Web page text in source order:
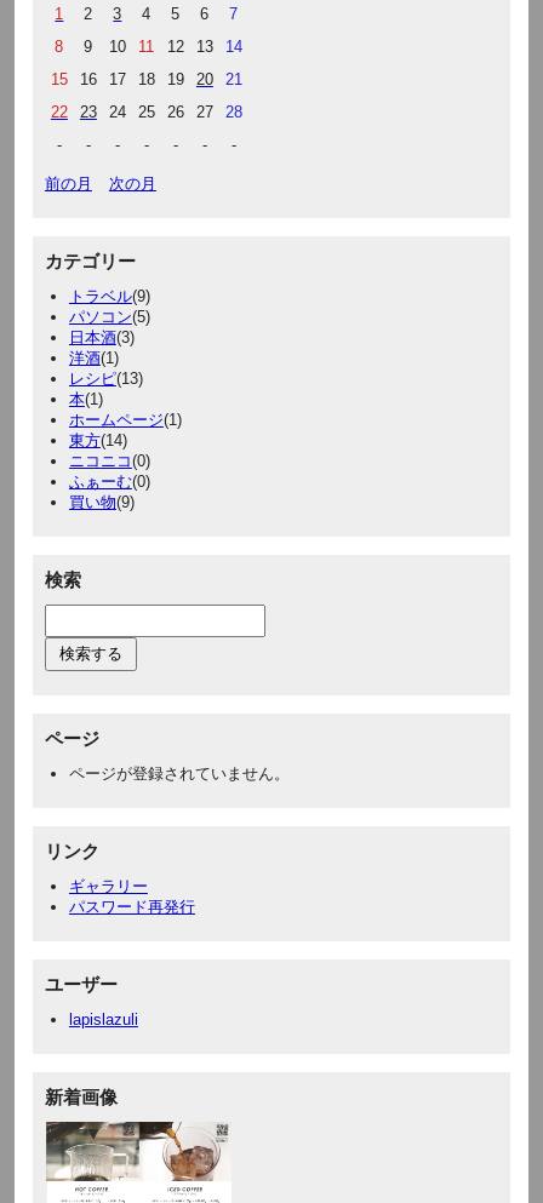
1
2 3 4 5 6
7
8
9 10 11 12 13
14
15
16 17 18 19 20
21
22
23 24 25 26 27
28
-
- - - - - -
前の月 次の月
カテゴリー
トラベル(9)
パソコン(5)
日本酒(3)
洋酒(1)
レシピ(13)
本(1)
ホームページ(1)
東方(14)
ニコニコ(0)
ふぁーむ(0)
買い物(9)
検索
ページ
ページが登録されていません。
リンク
ギャラリー
パスワード再発行
ユーザー
lapislazuli
新着画像